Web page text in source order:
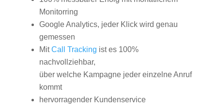
Monitorring
Google Analytics, jeder Klick wird genau
gemessen
MitCall Tracking ist es 100%
nachvollziehbar,
über welche Kampagne jeder einzelne Anruf
kommt
hervorragender Kundenservice